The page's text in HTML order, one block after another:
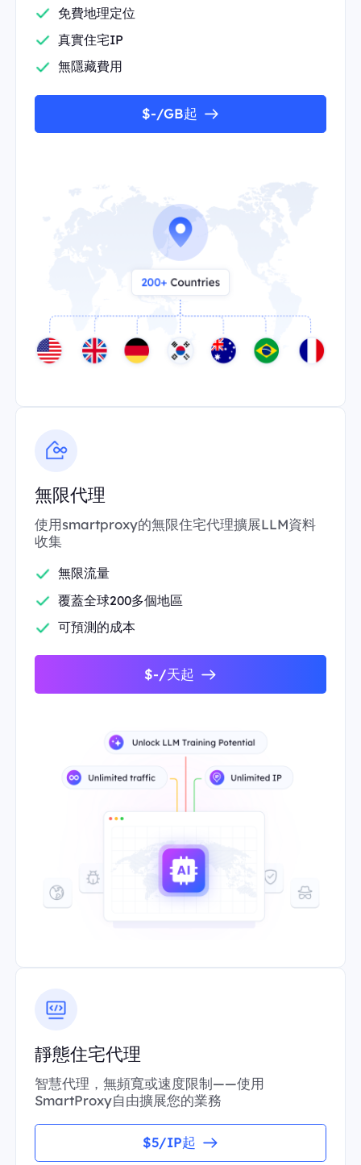
免費地理定位
真實住宅IP
無隱藏費用
$-/GB起
無限代理
使用smartproxy的無限住宅代理擴展LLM資料
收集
無限流量
覆蓋全球200多個地區
可預測的成本
$-/天起
靜態住宅代理
智慧代理，無頻寬或速度限制——使用
SmartProxy自由擴展您的業務
$5/IP起